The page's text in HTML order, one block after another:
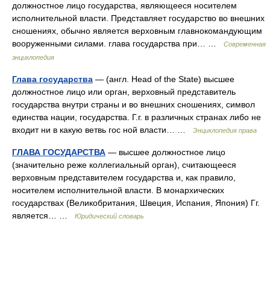
должностное лицо государства, являющееся носителем
исполнительной власти. Представляет государство во внешних
сношениях, обычно является верховным главнокомандующим
вооруженными силами. глава государства при… …
Современная
энциклопедия
Глава государства — (англ. Head of the State) высшее
должностное лицо или орган, верховный представитель
государства внутри страны и во внешних сношениях, символ
единства нации, государства. Г.г. в различных странах либо не
входит ни в какую ветвь гос ной власти… …
Энциклопедия права
ГЛАВА ГОСУДАРСТВА — высшее должностное лицо
(значительно реже коллегиальный орган), считающееся
верховным представителем государства и, как правило,
носителем исполнительной власти. В монархических
государствах (Великобритания, Швеция, Испания, Япония) Гг.
является… …
Юридический словарь